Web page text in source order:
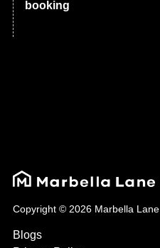
booking
Copyright © 2026 Marbella Lane
Blogs